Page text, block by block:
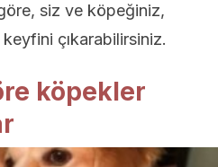
siz ve köpeğiniz,
çıkarabilirsiniz.
köpekler